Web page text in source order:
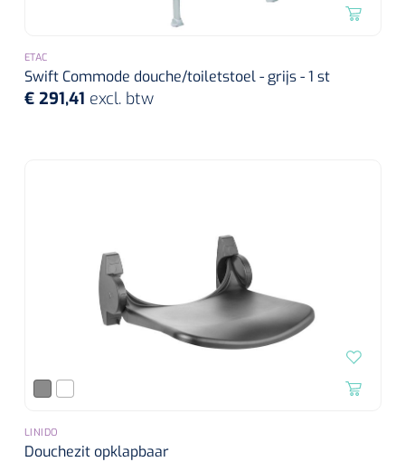
ETAC
Swift Commode douche/toiletstoel - grijs - 1 st
€ 291,41 excl. btw
LINIDO
Douchezit opklapbaar